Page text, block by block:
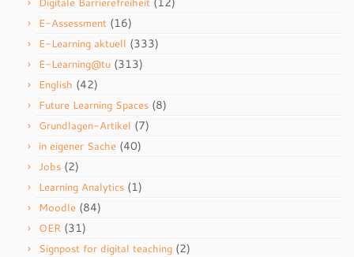
E-Assessment (16)
E-Learning aktuell (333)
E-Learning@tu (313)
English (42)
Future Learning Spaces (8)
Grundlagen-Artikel (7)
in eigener Sache (40)
Jobs (2)
Learning Analytics (1)
Moodle (84)
OER (31)
Signpost for digital teaching (2)